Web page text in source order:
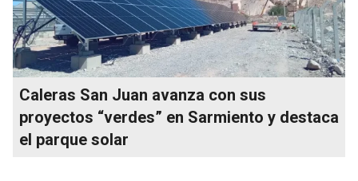
Caleras San Juan avanza con sus
proyectos “verdes” en Sarmiento y destaca
el parque solar